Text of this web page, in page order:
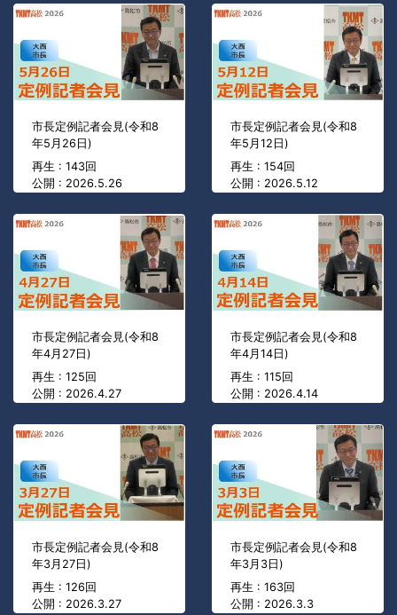
市長定例記者会見(令和8
年5月26日)
再生 : 143回
公開 : 2026.5.26
市長定例記者会見(令和8
年5月12日)
再生 : 154回
公開 : 2026.5.12
市長定例記者会見(令和8
年4月27日)
再生 : 125回
公開 : 2026.4.27
市長定例記者会見(令和8
年4月14日)
再生 : 115回
公開 : 2026.4.14
市長定例記者会見(令和8
年3月27日)
再生 : 126回
公開 : 2026.3.27
市長定例記者会見(令和8
年3月3日)
再生 : 163回
公開 : 2026.3.3